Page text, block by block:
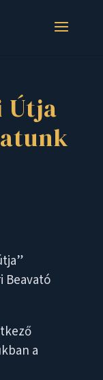
Útja
Beavató
a